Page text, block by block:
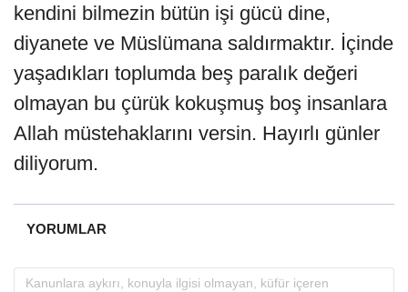
kendini bilmezin bütün işi gücü dine,
diyanete ve Müslümana saldırmaktır. İçinde
yaşadıkları toplumda beş paralık değeri
olmayan bu çürük kokuşmuş boş insanlara
Allah müstehaklarını versin. Hayırlı günler
diliyorum.
YORUMLAR